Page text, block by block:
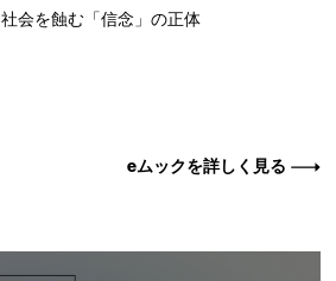
社会を蝕む「信念」の正体
eムックを詳しく見る